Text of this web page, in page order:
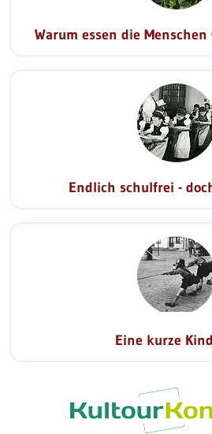
Warum essen die
Endlich schulfrei -
Eine kurze